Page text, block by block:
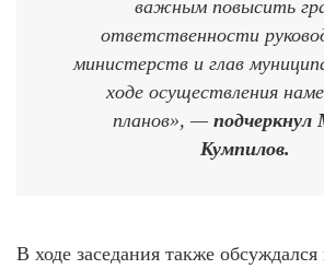
важным повысить
ответственности
министерств и глав
ходе осуществления
планов», —
Кумпилов.
В ходе заседания также обсуждался